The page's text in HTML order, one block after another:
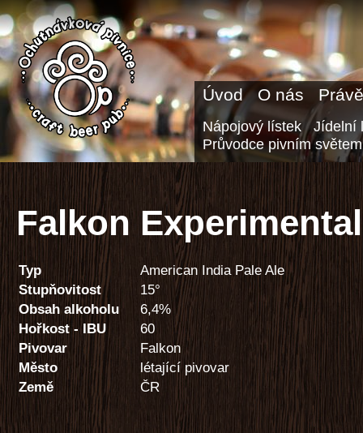
Úvod O nás
Nápojový lístek
Jídelní
Průvodce pivním světem
Falkon
Typ
American India Pale Ale
Stupňovitost
15°
Obsah alkoholu
6,4%
Hořkost - IBU
60
Pivovar
Falkon
Město
létající pivovar
Země
ČR